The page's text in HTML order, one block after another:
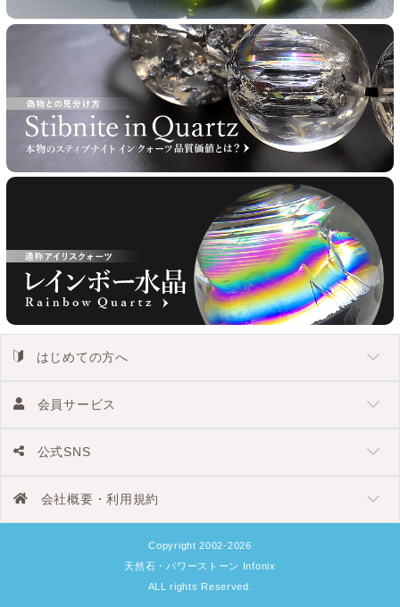
はじめての方へ
会員サービス
公式SNS
会社概要・利用規約
Copyright 2002-2026
天然石・パワーストーン Infonix
ALL rights Reserved.